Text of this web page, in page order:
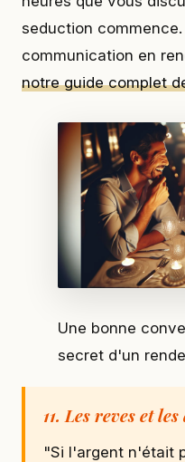
seduction
communication en
notre guide complet
Une bonne
secret d'un
11. Les reves et
"Si l'argent n'était